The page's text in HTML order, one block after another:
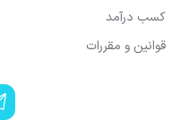
کسب درآمد
قوانین و مقررات